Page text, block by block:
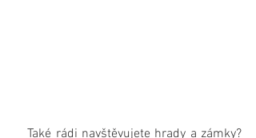
   Také rádi navštěvujete hrady a zámky?